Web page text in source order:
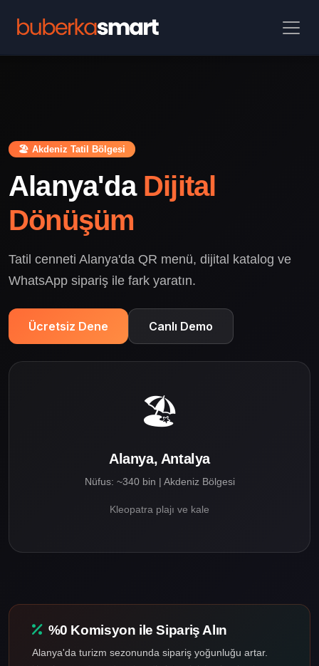
🏖️ Akdeniz Tatil Bölgesi
Alanya'da Dijital
Dönüşüm
Tatil cenneti Alanya'da QR menü, dijital katalog ve
WhatsApp sipariş ile fark yaratın.
Ücretsiz Dene Canlı Demo
🏖️
Alanya, Antalya
Nüfus: ~340 bin | Akdeniz Bölgesi
Kleopatra plajı ve kale
%0 Komisyon ile Sipariş Alın
Alanya'da turizm sezonunda sipariş yoğunluğu artar.